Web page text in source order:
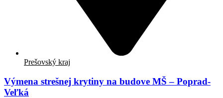
Prešovský kraj
Výmena strešnej krytiny na budove MŠ – Poprad-
Veľká